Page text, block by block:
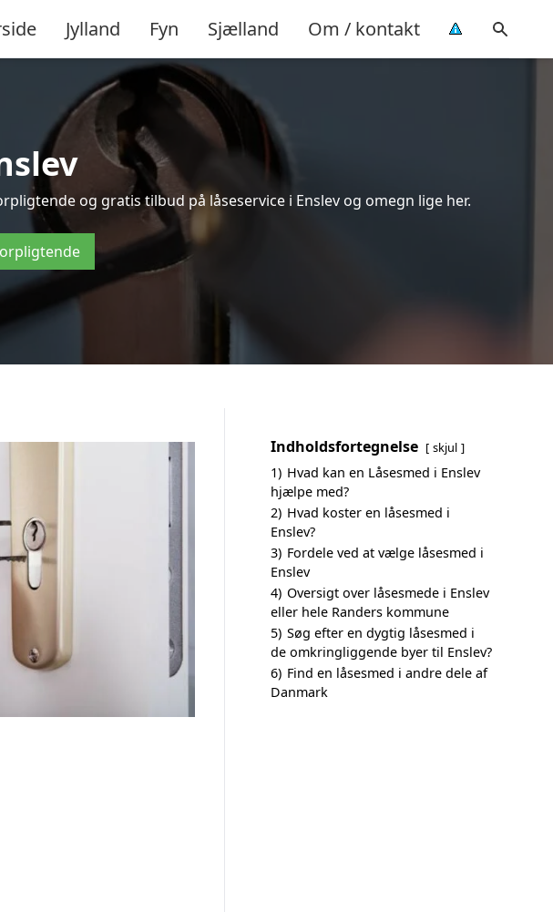
Jylland Fyn Sjælland Om / kontakt
og gratis tilbud på låseservice i Enslev og omegn lige her.
Indholdsfortegnelse skjul
1) Hvad kan en Låsesmed i Enslev
hjælpe med?
2) Hvad koster en låsesmed i
Enslev?
3) Fordele ved at vælge låsesmed i
Enslev
4) Oversigt over låsesmede i Enslev
eller hele Randers kommune
5) Søg efter en dygtig låsesmed i
de omkringliggende byer til Enslev?
6) Find en låsesmed i andre dele af
Danmark